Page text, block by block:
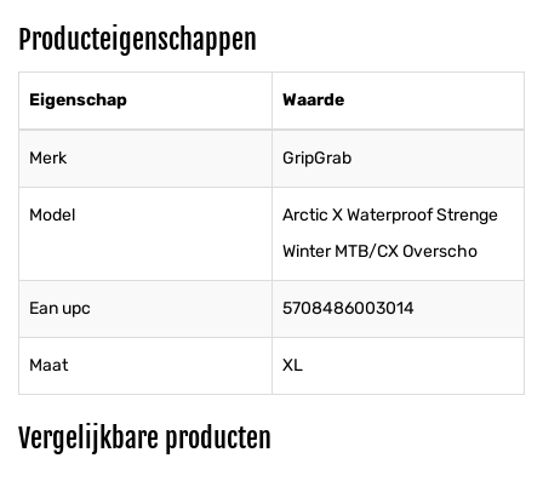
Producteigenschappen
Eigenschap Waarde
Merk GripGrab
Model
Arctic X Waterproof Strenge
Winter MTB/CX Overscho
Ean upc 5708486003014
Maat XL
Vergelijkbare producten